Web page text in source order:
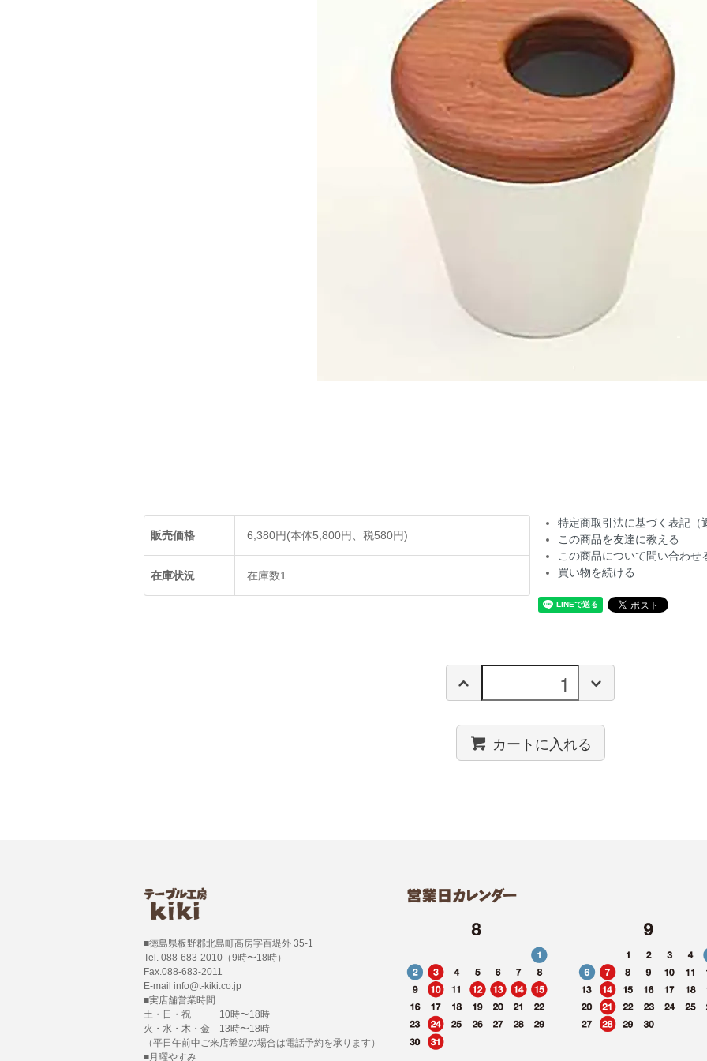
販売価格 6,380円(本体5,800円、税580円)
在庫状況 在庫数1
特定商取引法に基づく表記（
この商品を友達に教える
この商品について問い合わせ
買い物を続ける
カートに入れる
■徳島県板野郡北島町高房字百堤外 35-1
Tel. 088-683-2010（9時〜18時）
Fax.088-683-2011
E-mail info@t-kiki.co.jp
■実店舗営業時間
土・日・祝 10時〜18時
火・水・木・金 13時〜18時
（平日午前中ご来店希望の場合は電話予約を承ります）
■月曜やすみ